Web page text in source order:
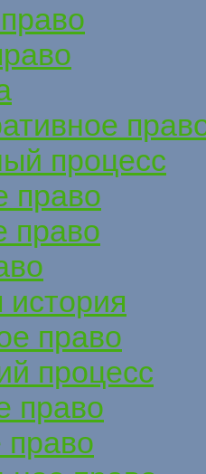
процесс
право
право
право
процесс
право